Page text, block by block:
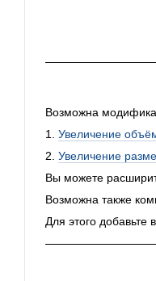
Возможна
1. Увеличение
2. Увеличение
Вы можете
Возможна также
Для этого добавьте